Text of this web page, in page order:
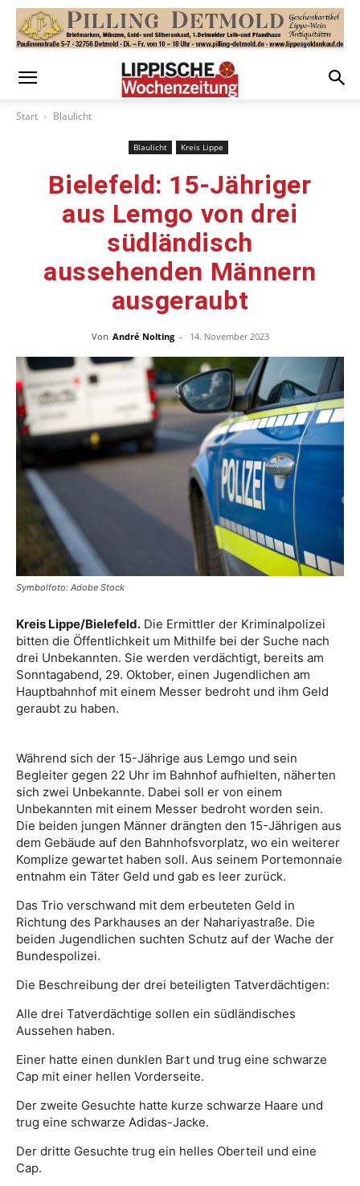
Start Blaulicht
Blaulicht Kreis Lippe
Bielefeld: 15-Jähriger
aus Lemgo von drei
südländisch
aussehenden Männern
ausgeraubt
Von André Nolting - 14. November 2023
Symbolfoto: Adobe Stock
Kreis Lippe/Bielefeld. Die Ermittler der Kriminalpolizei
bitten die Öffentlichkeit um Mithilfe bei der Suche nach
drei Unbekannten. Sie werden verdächtigt, bereits am
Sonntagabend, 29. Oktober, einen Jugendlichen am
Hauptbahnhof mit einem Messer bedroht und ihm Geld
geraubt zu haben.
Während sich der 15-Jährige aus Lemgo und sein
Begleiter gegen 22 Uhr im Bahnhof aufhielten, näherten
sich zwei Unbekannte. Dabei soll er von einem
Unbekannten mit einem Messer bedroht worden sein.
Die beiden jungen Männer drängten den 15-Jährigen aus
dem Gebäude auf den Bahnhofsvorplatz, wo ein weiterer
Komplize gewartet haben soll. Aus seinem Portemonnaie
entnahm ein Täter Geld und gab es leer zurück.
Das Trio verschwand mit dem erbeuteten Geld in
Richtung des Parkhauses an der Nahariyastraße. Die
beiden Jugendlichen suchten Schutz auf der Wache der
Bundespolizei.
Die Beschreibung der drei beteiligten Tatverdächtigen:
Alle drei Tatverdächtige sollen ein südländisches
Aussehen haben.
Einer hatte einen dunklen Bart und trug eine schwarze
Cap mit einer hellen Vorderseite.
Der zweite Gesuchte hatte kurze schwarze Haare und
trug eine schwarze Adidas-Jacke.
Der dritte Gesuchte trug ein helles Oberteil und eine
Cap.